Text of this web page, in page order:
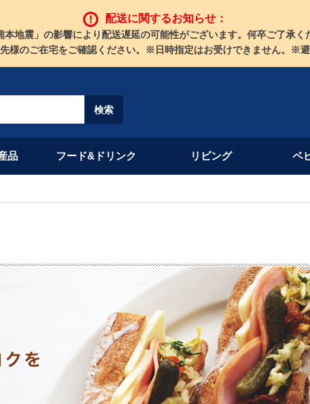
配送に関するお知らせ：
本地震」の影響により配送遅延の可能性がございます。何卒ご了承く
様のご在宅をご確認ください。※日時指定はお受けできません。※
品 フード&ドリンク リビング ベ